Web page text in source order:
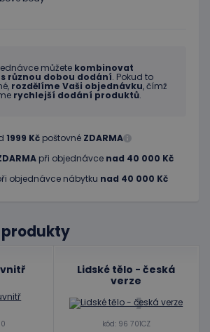
můžete kombinovat
různou dobou dodání. Pokud to
rozdělíme Vaši objednávku, čímž
rychlejší dodání produktů.
1999 Kč poštovné ZDARMA
při objednávce nad 40 000 Kč
objednávce nábytku nad 40 000 Kč
produkty
Lidské tělo - česká
verze
kód: 96 701CZ